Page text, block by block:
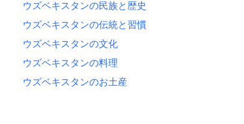
ウズベキスタンの民族と歴史
ウズベキスタンの伝統と習慣
ウズベキスタンの文化
ウズベキスタンの料理
ウズベキスタンのお土産